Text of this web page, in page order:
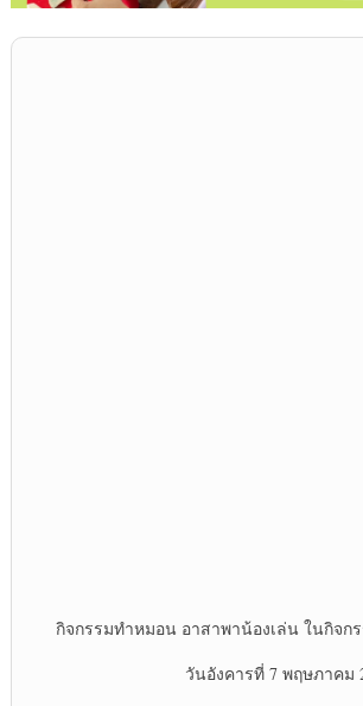
กิจกรรมทำหมอน อาสาพาน้องเล่น ในกิจก
วันอังคารที่ 7 พฤษภาคม